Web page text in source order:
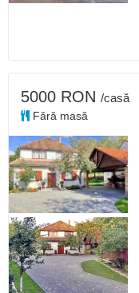
5000 RON /casă
Fără masă